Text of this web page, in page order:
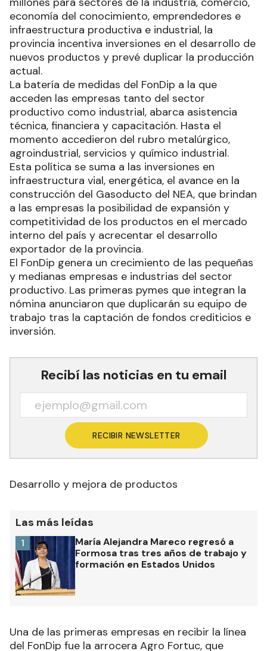
economía del conocimiento, emprendedores e
infraestructura productiva e industrial, la
provincia incentiva inversiones en el desarrollo de
nuevos productos y prevé duplicar la producción
actual.
La batería de medidas del FonDip a la que
acceden las empresas tanto del sector
productivo como industrial, abarca asistencia
técnica, financiera y capacitación. Hasta el
momento accedieron del rubro metalúrgico,
agroindustrial, servicios y químico industrial.
Esta política se suma a las inversiones en
infraestructura vial, energética, el avance en la
construcción del Gasoducto del NEA, que brindan
a las empresas la posibilidad de expansión y
competitividad de los productos en el mercado
interno del país y acrecentar el desarrollo
exportador de la provincia.
El FonDip genera un crecimiento de las pequeñas
y medianas empresas e industrias del sector
productivo. Las primeras pymes que integran la
nómina anunciaron que duplicarán su equipo de
trabajo tras la captación de fondos crediticios e
inversión.
Recibí las noticias en tu email
RECIBIR NEWSLETTER
Desarrollo y mejora de productos
Las más leídas
María Alejandra Mareco regresó a
Formosa tras tres años de trabajo y
formación en Estados Unidos
1
Una de las primeras empresas en recibir la línea
del FonDip fue la arrocera Agro Fortuc, que